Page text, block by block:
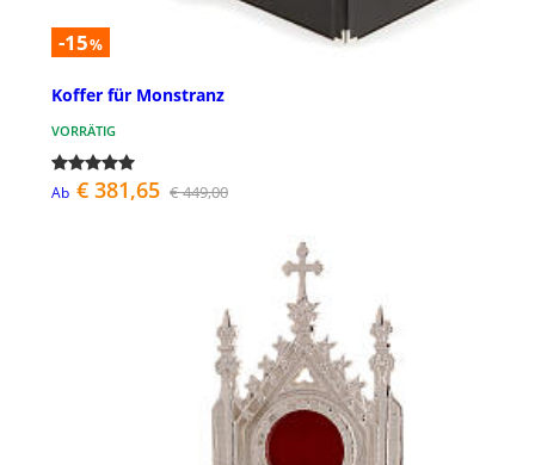
-15%
Koffer für Monstranz
VORRÄTIG
Ab € 381,65 € 449,00